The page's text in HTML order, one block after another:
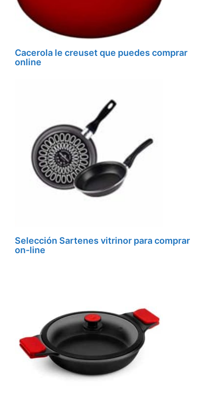
Cacerola le creuset que puedes comprar
online
Selección Sartenes vitrinor para comprar
on-line